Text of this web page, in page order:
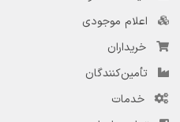
اعلام موجودی
خریداران
تأمین‌کنندگان
خدمات